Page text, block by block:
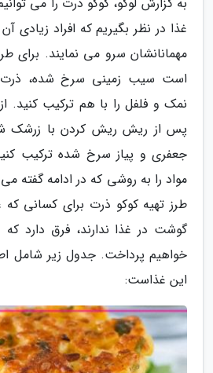
غذا در نظر بگیریم که افراد زیادی
مهمانانشان سرو می نمایند. برای
است سیب زمینی سرخ شده، ذرت،
نمک و فلفل را با هم ترکیب کنید.
پس از ریش ریش کردن با زرشک
جعفری و پیاز سرخ شده ترکیب
مواد را به روشی که در ادامه گفته
طرز تهیه کوکو ذرت برای کسانی که
گوشت در غذا ندارند، فرق دارد
خواهیم پرداخت. جدول زیر شامل
این غذاست: